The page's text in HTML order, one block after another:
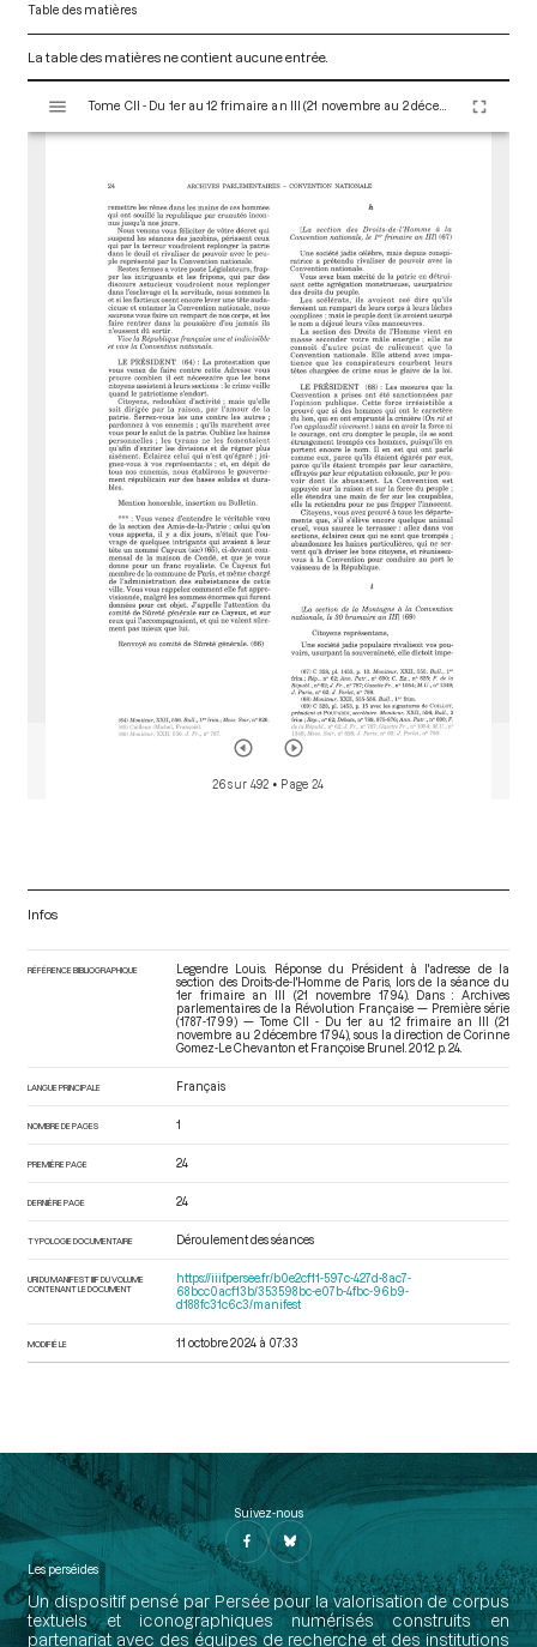
Table des matières
La table des matières ne contient aucune entrée.
s
26 sur 492 • Page 24
Infos
RÉFÉRENCE BIBLIOGRAPHIQUE
Legendre Louis. Réponse du Président à l'adresse de la
section des Droits-de-l'Homme de Paris, lors de la séance du
1er frimaire an III (21 novembre 1794). Dans : Archives
parlementaires de la Révolution Française — Première série
(1787-1799) — Tome CII - Du 1er au 12 frimaire an III (21
novembre au 2 décembre 1794) , sous la direction de Corinne
Gomez-Le Chevanton et Françoise Brunel. 2012. p. 24.
LANGUE PRINCIPALE Français
NOMBRE DE PAGES 1
PREMIÈRE PAGE 24
DERNIÈRE PAGE 24
TYPOLOGIE DOCUMENTAIRE Déroulement des séances
URI DU MANIFEST IIIF DU VOLUME
CONTENANT LE DOCUMENT
https://iiif.persee.fr/b0e2cf11-597c-427d-8ac7-
68bcc0acf13b/353598bc-e07b-4fbc-96b9-
d188fc31c6c3/manifest
MODIFIÉ LE 11 octobre 2024 à 07:33
Suivez-nous
Les perséides
Un dispositif pensé par Persée pour la valorisation de corpus
textuels et iconographiques numérisés construits en
partenariat avec des équipes de recherche et des institutions